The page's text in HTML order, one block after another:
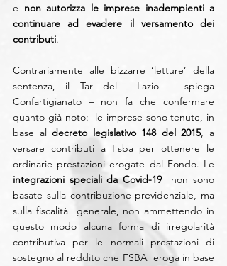
e non autorizza le imprese inadempienti a
continuare ad evadere il versamento dei
contributi.
Contrariamente alle bizzarre ‘letture’ della
sentenza, il Tar del  Lazio – spiega
Confartigianato – non fa che confermare
quanto già noto:  le imprese sono tenute, in
base al decreto legislativo 148 del 2015, a
versare contributi a Fsba per ottenere le
integrazioni speciali da Covid-19
  non sono
basate sulla contribuzione previdenziale, ma
sulla fiscalità  generale, non ammettendo in
questo modo alcuna forma di irregolarità
contributiva per le normali prestazioni di
sostegno al reddito che FSBA  eroga in base